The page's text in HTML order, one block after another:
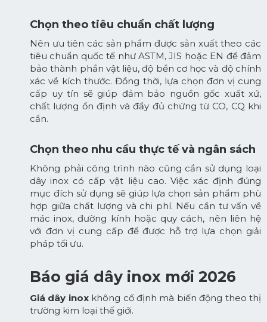
Chọn theo tiêu chuẩn chất lượng
Nên ưu tiên các sản phẩm được sản xuất theo các
tiêu chuẩn quốc tế như ASTM, JIS hoặc EN để đảm
bảo thành phần vật liệu, độ bền cơ học và độ chính
xác về kích thước. Đồng thời, lựa chọn đơn vị cung
cấp uy tín sẽ giúp đảm bảo nguồn gốc xuất xứ,
chất lượng ổn định và đầy đủ chứng từ CO, CQ khi
cần.
Chọn theo nhu cầu thực tế và ngân sách
Không phải công trình nào cũng cần sử dụng loại
dây inox có cấp vật liệu cao. Việc xác định đúng
mục đích sử dụng sẽ giúp lựa chọn sản phẩm phù
hợp giữa chất lượng và chi phí. Nếu cần tư vấn về
mác inox, đường kính hoặc quy cách, nên liên hệ
với đơn vị cung cấp để được hỗ trợ lựa chọn giải
pháp tối ưu.
Báo giá dây inox mới 2026
Giá dây inoxkhông cố định mà biến động theo thị
trường kim loại thế giới.